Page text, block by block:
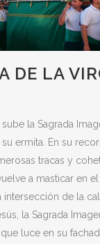
DE LA
sube la Sagrada
ermita. En su
tracas y
a masticar en el
intersección de la
la Sagrada
luce en su